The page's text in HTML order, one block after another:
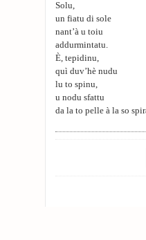
Solu,
un fiatu di sole
nant’à u toiu
addurmintatu.
È, tepidinu,
quì duv’hè nudu
lu to spinu,
u nodu sfattu
da la to pelle à la so